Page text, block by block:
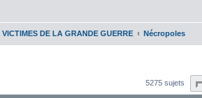
VICTIMES DE LA GRANDE GUERRE Nécropoles
5275 sujets